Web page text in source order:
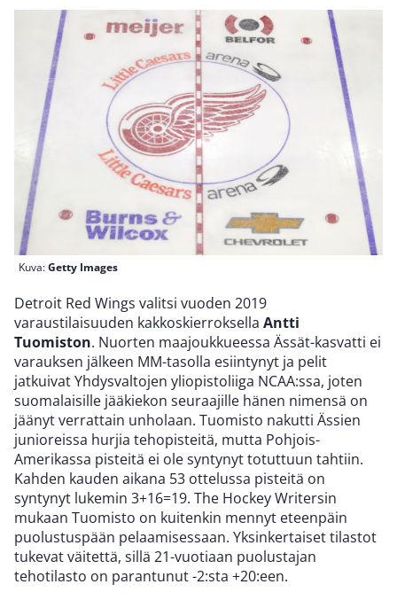
Kuva:Getty Images
Detroit Red Wings valitsi vuoden 2019
varaustilaisuuden kakkoskierroksella Antti
Tuomiston. Nuorten maajoukkueessa Ässät-kasvatti ei
varauksen jälkeen MM-tasolla esiintynyt ja pelit
jatkuivat Yhdysvaltojen yliopistoliiga NCAA:ssa, joten
suomalaisille jääkiekon seuraajille hänen nimensä on
jäänyt verrattain unholaan. Tuomisto nakutti Ässien
junioreissa hurjia tehopisteitä, mutta Pohjois-
Amerikassa pisteitä ei ole syntynyt totuttuun tahtiin.
Kahden kauden aikana 53 ottelussa pisteitä on
syntynyt lukemin 3+16=19. The Hockey Writersin
mukaan Tuomisto on kuitenkin mennyt eteenpäin
puolustuspään pelaamisessaan. Yksinkertaiset tilastot
tukevat väitettä, sillä 21-vuotiaan puolustajan
tehotilasto on parantunut -2:sta +20:een.